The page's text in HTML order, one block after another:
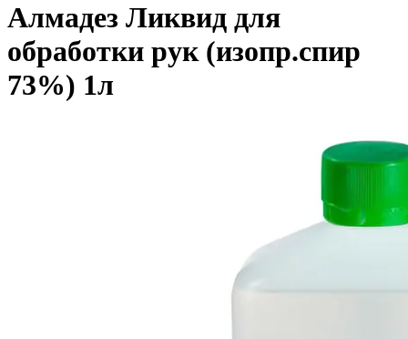
Алмадез Ликвид для
обработки рук (изопр.спир
73%) 1л